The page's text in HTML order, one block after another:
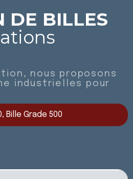
DE BILLES
nous proposons
industrielles pour
Bille Grade 500